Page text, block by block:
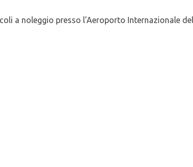
a noleggio presso l'Aeroporto Internazionale